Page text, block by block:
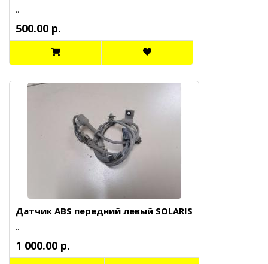
..
500.00 р.
Датчик ABS передний левый SOLARIS
..
1 000.00 р.